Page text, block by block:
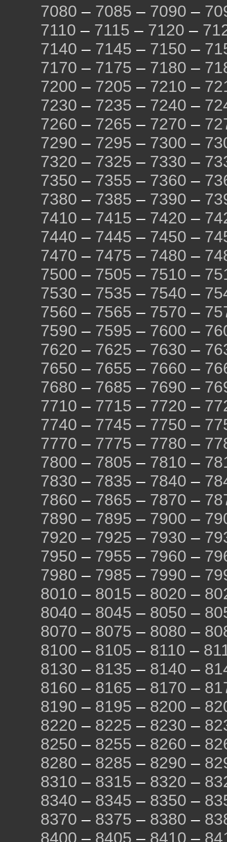
7080 – 7085 – 7090 –
7110 – 7115 – 7120 –
7140 – 7145 – 7150 –
7170 – 7175 – 7180 –
7200 – 7205 – 7210 –
7230 – 7235 – 7240 –
7260 – 7265 – 7270 –
7290 – 7295 – 7300 –
7320 – 7325 – 7330 –
7350 – 7355 – 7360 –
7380 – 7385 – 7390 –
7410 – 7415 – 7420 –
7440 – 7445 – 7450 –
7470 – 7475 – 7480 –
7500 – 7505 – 7510 –
7530 – 7535 – 7540 –
7560 – 7565 – 7570 –
7590 – 7595 – 7600 –
7620 – 7625 – 7630 –
7650 – 7655 – 7660 –
7680 – 7685 – 7690 –
7710 – 7715 – 7720 –
7740 – 7745 – 7750 –
7770 – 7775 – 7780 –
7800 – 7805 – 7810 –
7830 – 7835 – 7840 –
7860 – 7865 – 7870 –
7890 – 7895 – 7900 –
7920 – 7925 – 7930 –
7950 – 7955 – 7960 –
7980 – 7985 – 7990 –
8010 – 8015 – 8020 –
8040 – 8045 – 8050 –
8070 – 8075 – 8080 –
8100 – 8105 – 8110 –
8130 – 8135 – 8140 –
8160 – 8165 – 8170 –
8190 – 8195 – 8200 –
8220 – 8225 – 8230 –
8250 – 8255 – 8260 –
8280 – 8285 – 8290 –
8310 – 8315 – 8320 –
8340 – 8345 – 8350 –
8370 – 8375 – 8380 –
8400 – 8405 – 8410 –